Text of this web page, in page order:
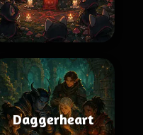
Daggerheart